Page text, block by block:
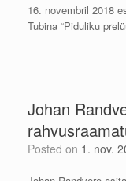
16. novembril 2018
Tubina “Piduliku
Johan
Posted on 1. nov.